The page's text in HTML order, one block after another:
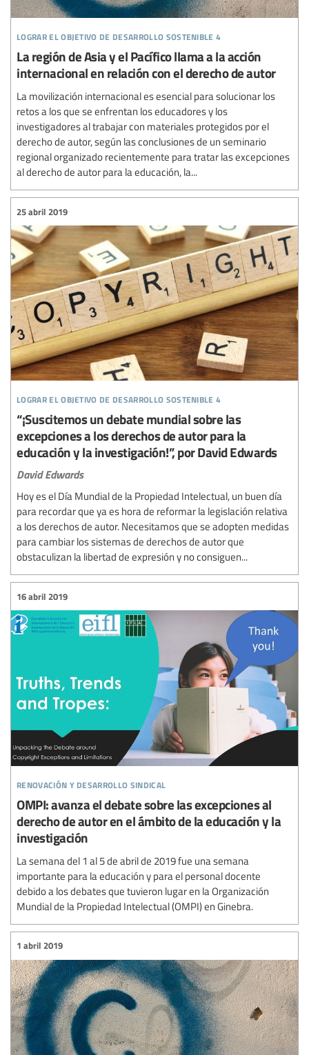
lograr el objetivo de desarrollo sostenible 4
La región de Asia y el Pacífico llama a la acción
internacional en relación con el derecho de autor
La movilización internacional es esencial para solucionar los
retos a los que se enfrentan los educadores y los
investigadores al trabajar con materiales protegidos por el
derecho de autor, según las conclusiones de un seminario
regional organizado recientemente para tratar las excepciones
al derecho de autor para la educación, la...
lograr el objetivo de desarrollo sostenible 4
25 abril 2019
“¡Suscitemos un debate mundial sobre las
excepciones a los derechos de autor para la
educación y la investigación!”, por David Edwards
David Edwards
Hoy es el Día Mundial de la Propiedad Intelectual, un buen día
para recordar que ya es hora de reformar la legislación relativa
a los derechos de autor. Necesitamos que se adopten medidas
para cambiar los sistemas de derechos de autor que
obstaculizan la libertad de expresión y no consiguen...
renovación y desarrollo sindical
16 abril 2019
OMPI: avanza el debate sobre las excepciones al
derecho de autor en el ámbito de la educación y la
investigación
La semana del 1 al 5 de abril de 2019 fue una semana
importante para la educación y para el personal docente
debido a los debates que tuvieron lugar en la Organización
Mundial de la Propiedad Intelectual (OMPI) en Ginebra.
1 abril 2019